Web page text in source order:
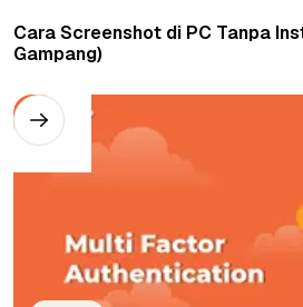
Cara Screenshot di PC Tanpa
Gampang)